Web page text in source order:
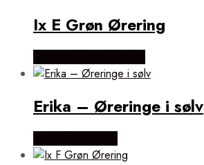
Ix E Grøn Ørering
Erika – Øreringe i sølv